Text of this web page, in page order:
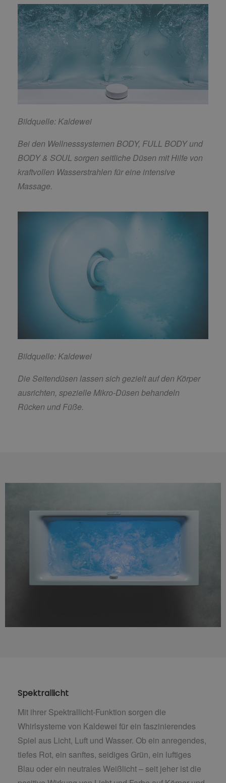
Bildquelle: Kaldewei
Bei den Wellnesssystemen BODY, FULL BODY und
BODY & SOUL sorgen seitliche Düsen mit Hilfe von
kraftvollen Wasserstrahlen für eine intensive
Massage.
Bildquelle: Kaldewei
Die Seitendüsen lassen sich gezielt auf den Körper
ausrichten, spezielle Mikro-Düsen behandeln
Rücken und Füße.
Spektrallicht
Mit ihrer Spektrallicht-Funktion sorgen die
Whirlsysteme von Kaldewei für ein faszinierendes
Spiel aus Licht, Luft und Wasser. Ob ein anregendes,
tiefes Rot, ein sanftes, seidiges Grün, ein luftiges
Blau oder ein neutrales Weißlicht – seit jeher ist die